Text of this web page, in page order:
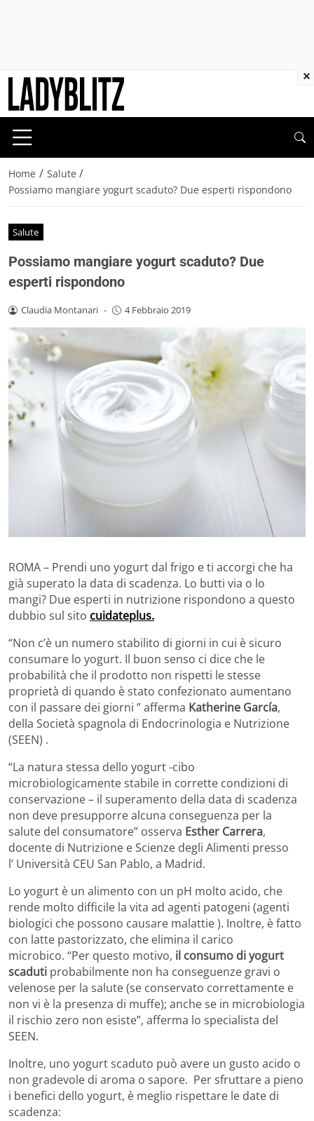
Home / Salute /
Possiamo mangiare yogurt scaduto? Due esperti rispondono
Salute
Possiamo mangiare yogurt scaduto? Due
esperti rispondono
Claudia Montanari - 4 Febbraio 2019
ROMA – Prendi uno yogurt dal frigo e ti accorgi che ha
già superato la data di scadenza. Lo butti via o lo
mangi? Due esperti in nutrizione rispondono a questo
dubbio sul sito cuidateplus.
“Non c’è un numero stabilito di giorni in cui è sicuro
consumare lo yogurt. Il buon senso ci dice che le
probabilità che il prodotto non rispetti le stesse
proprietà di quando è stato confezionato aumentano
con il passare dei giorni ” afferma Katherine García,
della Società spagnola di Endocrinologia e Nutrizione
(SEEN) .
“La natura stessa dello yogurt -cibo
microbiologicamente stabile in corrette condizioni di
conservazione – il superamento della data di scadenza
non deve presupporre alcuna conseguenza per la
salute del consumatore” osserva Esther Carrera,
docente di Nutrizione e Scienze degli Alimenti presso
l’ Università CEU San Pablo, a Madrid.
Lo yogurt è un alimento con un pH molto acido, che
rende molto difficile la vita ad agenti patogeni (agenti
biologici che possono causare malattie ). Inoltre, è fatto
con latte pastorizzato, che elimina il carico
microbico. “Per questo motivo, il consumo di yogurt
scaduti probabilmente non ha conseguenze gravi o
velenose per la salute (se conservato correttamente e
non vi è la presenza di muffe); anche se in microbiologia
il rischio zero non esiste”, afferma lo specialista del
SEEN.
Inoltre, uno yogurt scaduto può avere un gusto acido o
non gradevole di aroma o sapore. Per sfruttare a pieno
i benefici dello yogurt, è meglio rispettare le date di
scadenza:
×